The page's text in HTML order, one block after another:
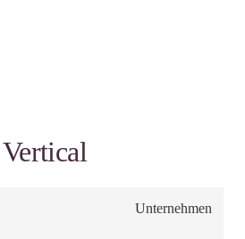
Vertical
Unternehmen